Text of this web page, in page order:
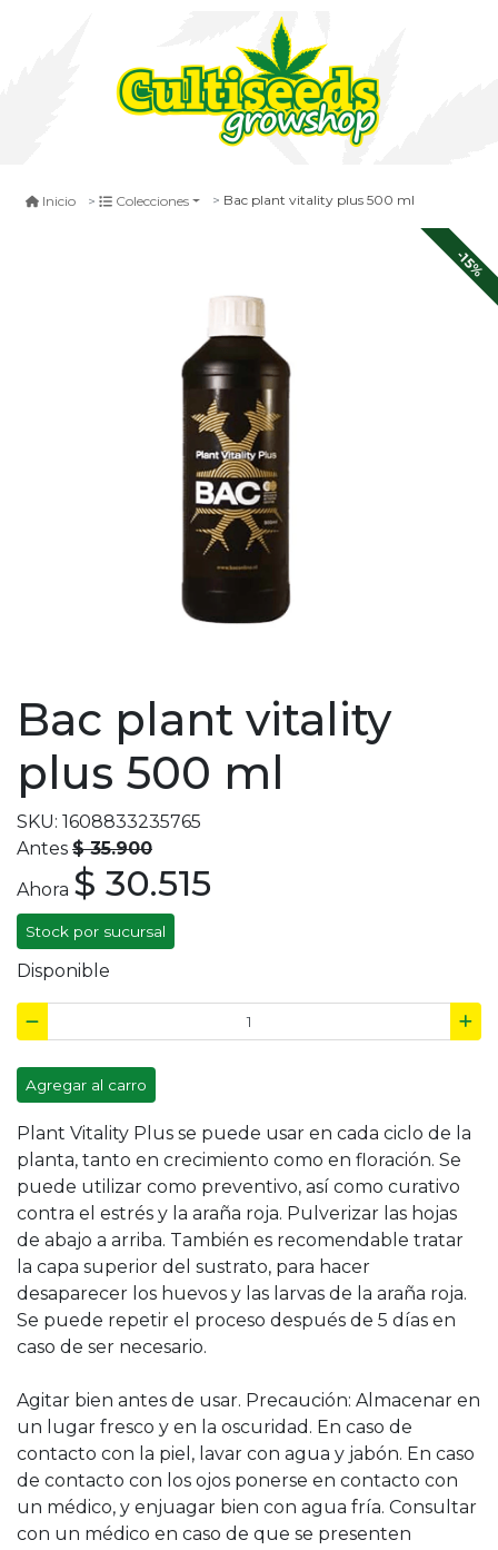
Inicio Colecciones Bac plant vitality plus 500 ml
-15%
Bac plant vitality
plus 500 ml
SKU: 1608833235765
Antes $ 35.900
Ahora $ 30.515
Stock por sucursal
Disponible
Agregar al carro
Plant Vitality Plus se puede usar en cada ciclo de la
planta, tanto en crecimiento como en floración. Se
puede utilizar como preventivo, así como curativo
contra el estrés y la araña roja. Pulverizar las hojas
de abajo a arriba. También es recomendable tratar
la capa superior del sustrato, para hacer
desaparecer los huevos y las larvas de la araña roja.
Se puede repetir el proceso después de 5 días en
caso de ser necesario.
Agitar bien antes de usar. Precaución: Almacenar en
un lugar fresco y en la oscuridad. En caso de
contacto con la piel, lavar con agua y jabón. En caso
de contacto con los ojos ponerse en contacto con
un médico, y enjuagar bien con agua fría. Consultar
con un médico en caso de que se presenten